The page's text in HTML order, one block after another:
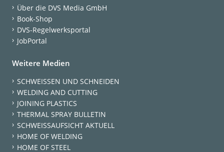
Über die DVS Media GmbH
Book-Shop
DVS-Regelwerksportal
JobPortal
Weitere Medien
SCHWEISSEN UND SCHNEIDEN
WELDING AND CUTTING
JOINING PLASTICS
THERMAL SPRAY BULLETIN
SCHWEISSAUFSICHT AKTUELL
HOME OF WELDING
HOME OF STEEL